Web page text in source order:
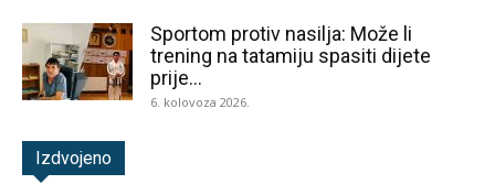
Sportom protiv nasilja: Može li
trening na tatamiju spasiti dijete
prije...
6. kolovoza 2026.
Izdvojeno